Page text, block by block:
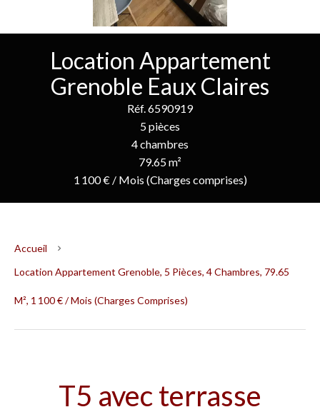
Location Appartement
Grenoble Eaux Claires
Réf. 6590919
5 pièces
4 chambres
79.65 m²
1 100 € / Mois (Charges comprises)
Accueil
Location Appartement Grenoble, 5 Pièces, 4 Chambres, 79.65
M², 1 100 € / Mois (Charges Comprises)
T5 avec terrasse